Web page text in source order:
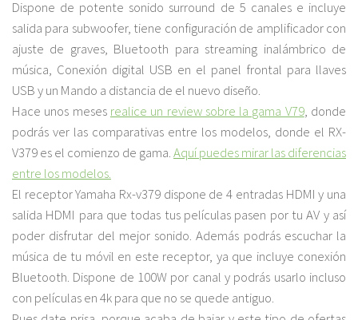
Dispone de potente sonido surround de 5 canales e incluye
salida para subwoofer, tiene configuración de amplificador con
ajuste de graves, Bluetooth para streaming inalámbrico de
música, Conexión digital USB en el panel frontal para llaves
USB y un Mando a distancia de el nuevo diseño.
Hace unos meses realice un review sobre la gama V79, donde
podrás ver las comparativas entre los modelos, donde el RX-
V379 es el comienzo de gama.Aquí puedes mirar las diferencias
entre los modelos.
El receptor Yamaha Rx-v379 dispone de 4 entradas HDMI y una
salida HDMI para que todas tus películas pasen por tu AV y así
poder disfrutar del mejor sonido. Además podrás escuchar la
música de tu móvil en este receptor, ya que incluye conexión
Bluetooth. Dispone de 100W por canal y podrás usarlo incluso
con películas en 4k para que no se quede antiguo.